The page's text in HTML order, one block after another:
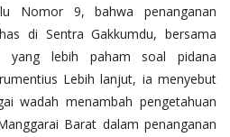
Nomor 9, bahwa penanganan
di Sentra Gakkumdu, bersama
yang lebih paham soal pidana
Lebih lanjut, ia menyebut
wadah menambah pengetahuan
Barat dalam penanganan